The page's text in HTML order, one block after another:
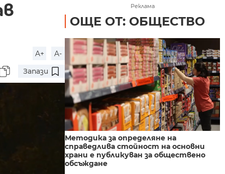
A+
A-
Запази
Реклама
ОЩЕ ОТ: ОБЩЕСТВО
Методика за определяне на
справедлива стойност на основни
храни е публикуван за обществено
обсъждане